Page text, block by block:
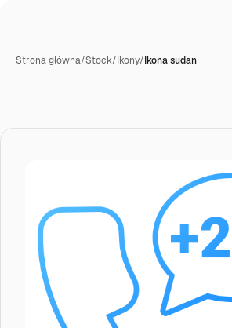
Strona główna/Stock/Ikony/Ikona sudan